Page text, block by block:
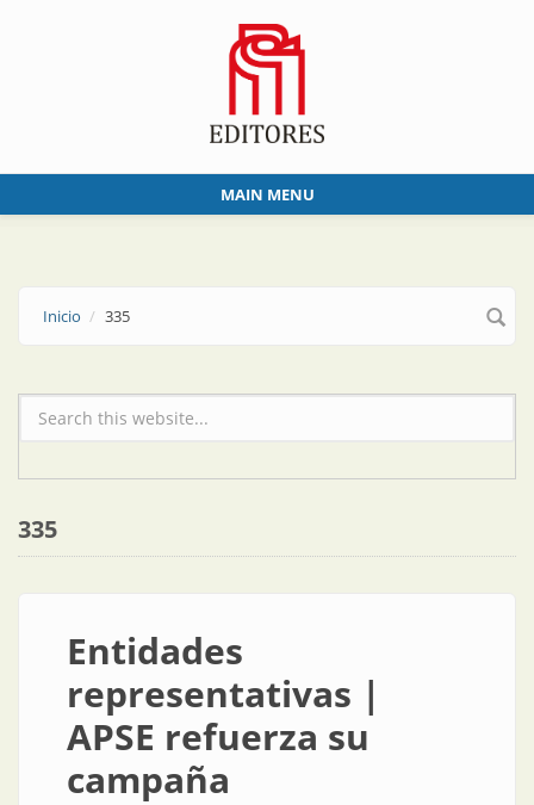
MAIN MENU
Inicio 335
Formulario de búsqueda
335
Entidades
representativas |
APSE refuerza su
campaña